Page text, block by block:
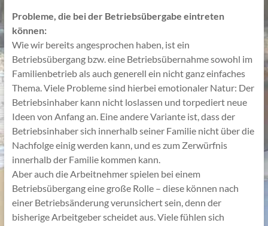
Probleme, die bei der Betriebsübergabe eintreten
können:
Wie wir bereits angesprochen haben, ist ein
Betriebsübergang bzw. eine Betriebsübernahme sowohl im
Familienbetrieb als auch generell ein nicht ganz einfaches
Thema. Viele Probleme sind hierbei emotionaler Natur: Der
Betriebsinhaber kann nicht loslassen und torpediert neue
Ideen von Anfang an. Eine andere Variante ist, dass der
Betriebsinhaber sich innerhalb seiner Familie nicht über die
Nachfolge einig werden kann, und es zum Zerwürfnis
innerhalb der Familie kommen kann.
Aber auch die Arbeitnehmer spielen bei einem
Betriebsübergang eine große Rolle – diese können nach
einer Betriebsänderung verunsichert sein, denn der
bisherige Arbeitgeber scheidet aus. Viele fühlen sich